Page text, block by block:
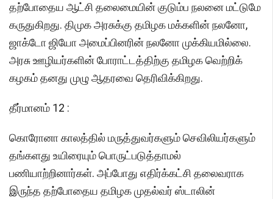
தற்போதைய ஆட்சி தலைமையின் குடும்ப நலனை மட்டுமே
கருதுகிறது. திமுக அரசுக்கு தமிழக மக்களின் நலனோ,
ஜாக்டோ ஜியோ அமைப்பினரின் நலனோ முக்கியமில்லை.
அரசு ஊழியர்களின் போராட்டத்திற்கு தமிழக வெற்றிக்
கழகம் தனது முழு ஆதரவை தெரிவிக்கிறது.
தீர்மானம் 12 :
கொரோனா காலத்தில் மருத்துவர்களும் செவிலியர்களும்
தங்களது உயிரையும் பொருட்படுத்தாமல்
பணியாற்றினார்கள். அப்போது எதிர்க்கட்சி தலைவராக
இருந்த தற்போதைய தமிழக முதல்வர் ஸ்டாலின்